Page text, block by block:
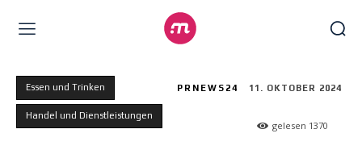
Essen und Trinken
Handel und Dienstleistungen
PRNEWS24 11. OKTOBER 2024
gelesen 1370